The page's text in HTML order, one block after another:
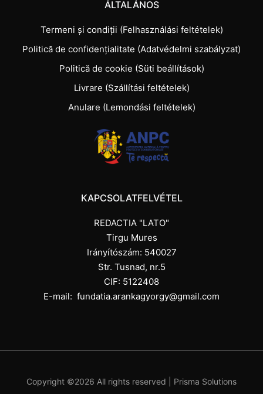
ÁLTALÁNOS
Termeni și condiții (Felhasználási feltételek)
Politică de confidențialitate (Adatvédelmi szabályzat)
Politică de cookie (Süti beállítások)
Livrare (Szállítási feltételek)
Anulare (Lemondási feltételek)
KAPCSOLATFELVÉTEL
REDACTIA "LATO"
Tirgu Mures
Irányítószám: 540027
Str. Tusnad, nr.5
CIF: 5122408
E-mail: fundatia.arankagyorgy@gmail.com
Copyright ©2026 All rights reserved | Prisma Solutions